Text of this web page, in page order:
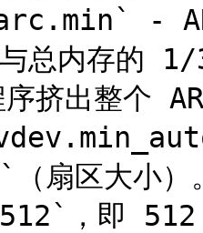
- ARC
总内存的 1/
挤出整个
扇区大小）
，即 512